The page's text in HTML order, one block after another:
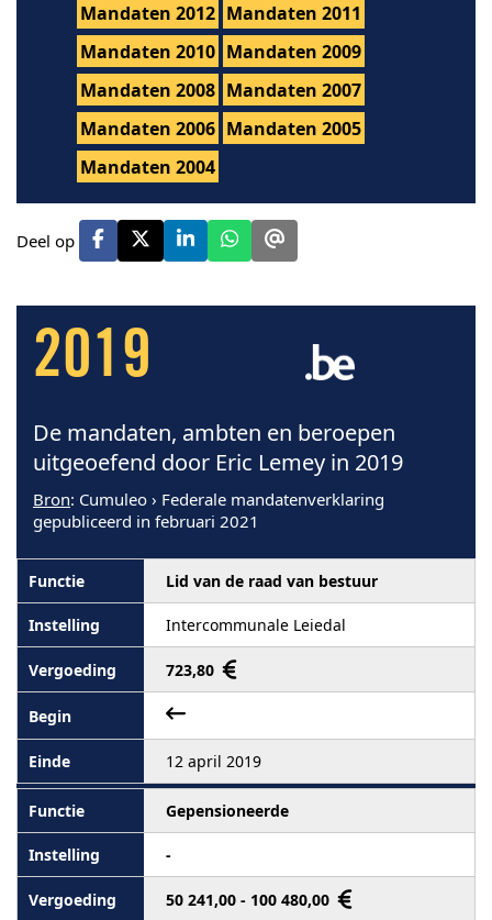
Mandaten 2012 Mandaten 2011
Mandaten 2010 Mandaten 2009
Mandaten 2008 Mandaten 2007
Mandaten 2006 Mandaten 2005
Mandaten 2004
Deel op
2019
De mandaten, ambten en beroepen
uitgeoefend door Eric Lemey in 2019
Bron: Cumuleo › Federale mandatenverklaring
gepubliceerd in februari 2021
Lid van de raad van bestuur
Intercommunale Leiedal
723,80
12 april 2019
Gepensioneerde
-
50 241,00 - 100 480,00